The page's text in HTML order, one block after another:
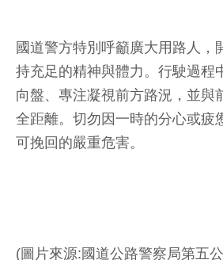
國道警方特別呼籲廣大用路人，
持充足的精神與體力。行駛過程
向盤、專注凝視前方路況，並與
全距離。切勿因一時的分心或疲
可挽回的嚴重危害。
(圖片來源:國道公路警察局第五